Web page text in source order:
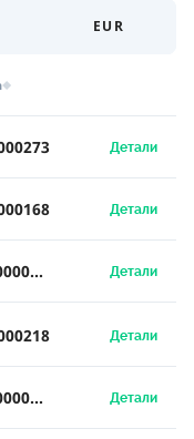
EUR
Детали
Детали
$0,0000000367 Детали
Детали
$0,00000631 Детали